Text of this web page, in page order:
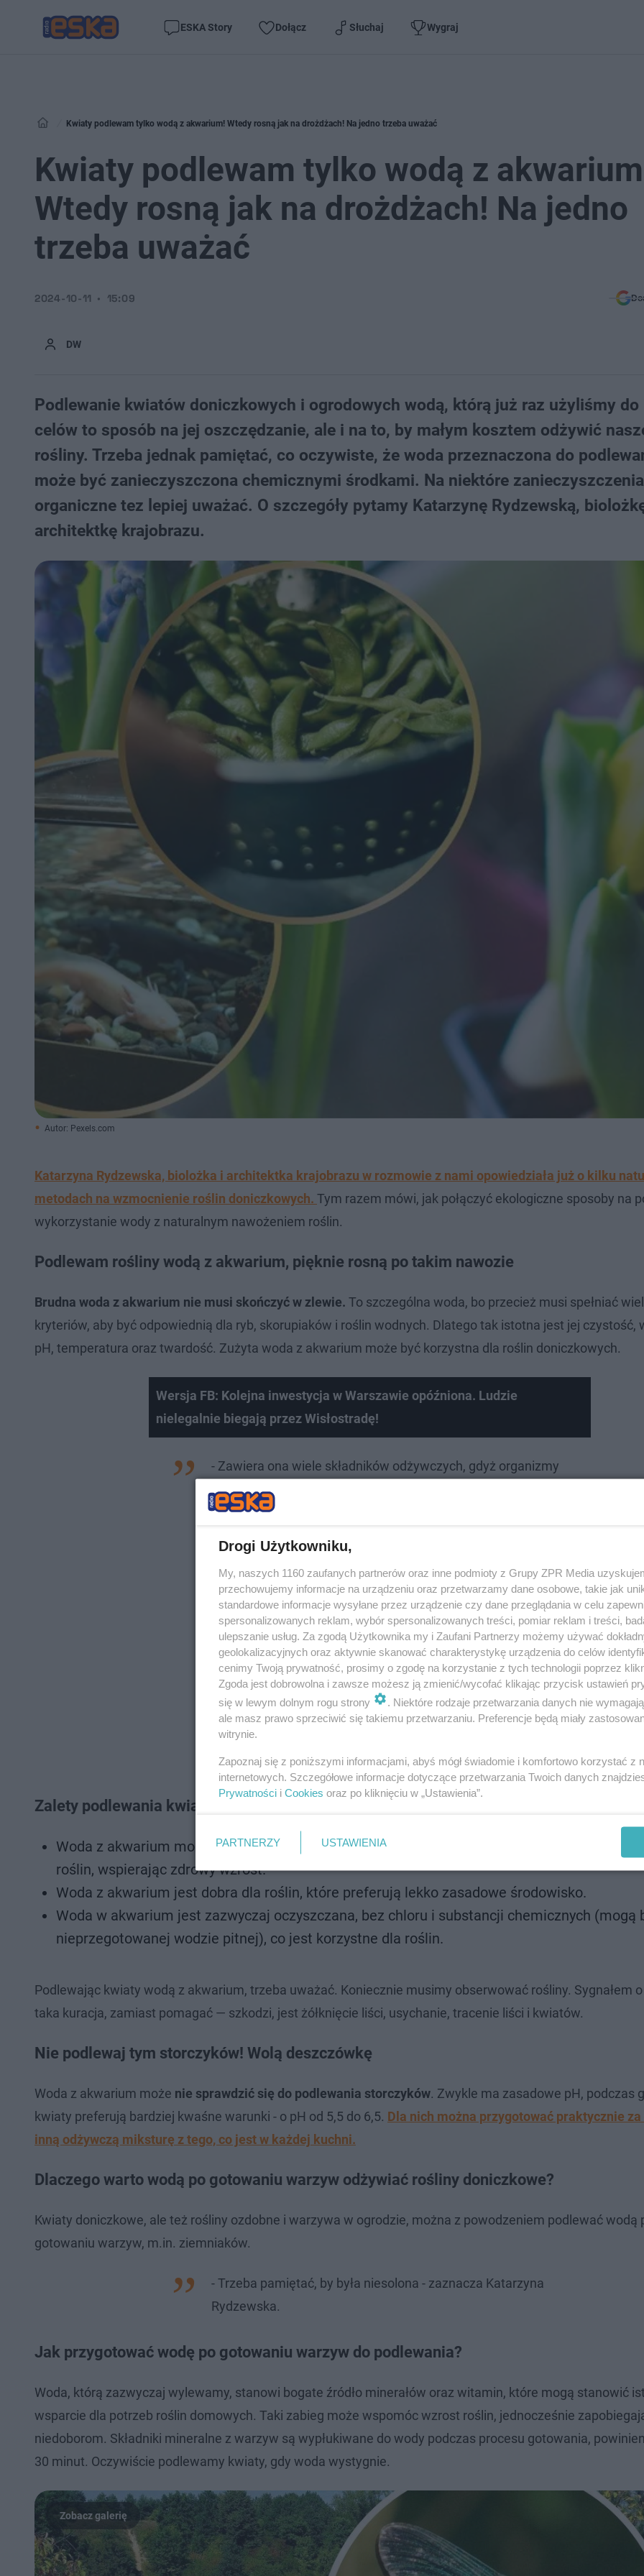
ESKA Story Dołącz Słuchaj Wygraj
Kwiaty podlewam tylko wodą z akwarium! Wtedy rosną jak na drożdżach! Na jedno trzeba uważać
Kwiaty podlewam tylko wodą z
Wtedy rosną jak na drożdżach! Na jedno
trzeba uważać
DW
2024-10-11 15:09
Podlewanie kwiatów doniczkowych i ogrodowych wodą, którą już raz użyliśmy do
celów to sposób na jej oszczędzanie, ale i na to, by małym kosztem odżywić
rośliny. Trzeba jednak pamiętać, co oczywiste, że woda przeznaczona do
może być zanieczyszczona chemicznymi środkami. Na niektóre zanieczyszczenia
organiczne tez lepiej uważać. O szczegóły pytamy Katarzynę Rydzewską,
architektkę krajobrazu.
Autor: Pexels.com
Katarzyna Rydzewska, biolożka i architektka krajobrazu w rozmowie z nami opowiedziała już o kilku
metodach na wzmocnienie roślin doniczkowych. Tym razem mówi, jak połączyć ekologiczne sposoby na
wykorzystanie wody z naturalnym nawożeniem roślin.
Podlewam rośliny wodą z akwarium, pięknie rosną po takim nawozie
Brudna woda z akwarium nie musi skończyć w zlewie. To szczególna woda, bo przecież musi spełniać
kryteriów, aby być odpowiednią dla ryb, skorupiaków i roślin wodnych. Dlatego tak istotna jest jej czystość,
pH, temperatura oraz twardość. Zużyta woda z akwarium może być korzystna dla roślin doniczkowych.
Wersja FB: Kolejna inwestycja w Warszawie opóźniona. Ludzie
nielegalnie biegają przez Wisłostradę!
- Zawiera ona wiele składników odżywczych, gdyż organizmy
żyjące w wodzie pozostawiają w niej substancje organiczne,
które są korzystne dla wzrostu roślin - mówi Katarzyna
Zalety podlewania kwiatów doniczkowych, m.in. paprotek, wodą z akwarium
Woda z akwarium może zawierać naturalne mikroorganizmy, które korzystnie oddziałują na
roślin, wspierając zdrowy wzrost.
Woda z akwarium jest dobra dla roślin, które preferują lekko zasadowe środowisko.
Woda w akwarium jest zazwyczaj oczyszczana, bez chloru i substancji chemicznych (mogą
nieprzegotowanej wodzie pitnej), co jest korzystne dla roślin.
Podlewając kwiaty wodą z akwarium, trzeba uważać. Koniecznie musimy obserwować rośliny. Sygnałem
taka kuracja, zamiast pomagać — szkodzi, jest żółknięcie liści, usychanie, tracenie liści i kwiatów.
Nie podlewaj tym storczyków! Wolą deszczówkę
Woda z akwarium może nie sprawdzić się do podlewania storczyków. Zwykle ma zasadowe pH, podczas
kwiaty preferują bardziej kwaśne warunki - o pH od 5,5 do 6,5. Dla nich można przygotować praktycznie
inną odżywczą miksturę z tego, co jest w każdej kuchni.
Dlaczego warto wodą po gotowaniu warzyw odżywiać rośliny doniczkowe?
Kwiaty doniczkowe, ale też rośliny ozdobne i warzywa w ogrodzie, można z powodzeniem podlewać wodą
gotowaniu warzyw, m.in. ziemniaków.
- Trzeba pamiętać, by była niesolona - zaznacza Katarzyna
Rydzewska.
Jak przygotować wodę po gotowaniu warzyw do podlewania?
Woda, którą zazwyczaj wylewamy, stanowi bogate źródło minerałów oraz witamin, które mogą stanowić
wsparcie dla potrzeb roślin domowych. Taki zabieg może wspomóc wzrost roślin, jednocześnie
niedoborom. Składniki mineralne z warzyw są wypłukiwane do wody podczas procesu gotowania,
30 minut. Oczywiście podlewamy kwiaty, gdy woda wystygnie.
Drogi Użytkowniku,
My, naszych 1160 zaufanych partnerów oraz inne podmioty z Grupy ZPR Media
przechowujemy informacje na urządzeniu oraz przetwarzamy dane osobowe, takie jak
standardowe informacje wysyłane przez urządzenie czy dane przeglądania w celu
spersonalizowanych reklam, wybór spersonalizowanych treści, pomiar reklam i treści,
ulepszanie usług. Za zgodą Użytkownika my i Zaufani Partnerzy możemy używać
geolokalizacyjnych oraz aktywnie skanować charakterystykę urządzenia do celów
cenimy Twoją prywatność, prosimy o zgodę na korzystanie z tych technologii poprzez
Zgoda jest dobrowolna i zawsze możesz ją zmienić/wycofać klikając przycisk ustawień
się w lewym dolnym rogu strony
. Niektóre rodzaje przetwarzania danych nie
ale masz prawo sprzeciwić się takiemu przetwarzaniu. Preferencje będą miały
witrynie.
Zapoznaj się z poniższymi informacjami, abyś mógł świadomie i komfortowo korzystać z
internetowych. Szczegółowe informacje dotyczące przetwarzania Twoich danych
Prywatności i Cookies oraz po kliknięciu w „Ustawienia”.
PARTNERZY USTAWIENIA